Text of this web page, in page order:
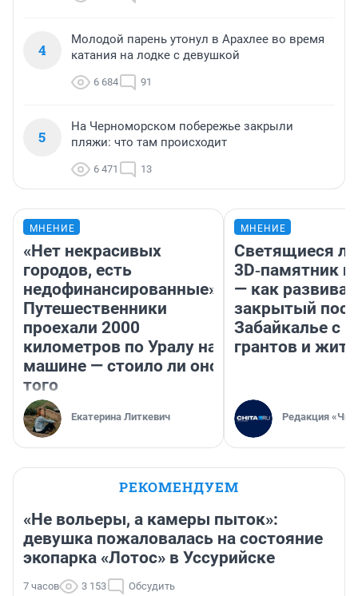
4
Молодой парень утонул в Арахлее во время
катания на лодке с девушкой
6 684 91
5
На Черноморском побережье закрыли
пляжи: что там происходит
6 471 13
МНЕНИЕ
«Нет некрасивых
городов, есть
недофинансированные».
Путешественники
проехали 2000
километров по Уралу на
машине — стоило ли оно
того
Екатерина Литкевич
МНЕНИЕ
Светящиеся
3D‑памятник и
— как
закрытый
Забайкалье с
грантов и
Редакция
РЕКОМЕНДУЕМ
«Не вольеры, а камеры пыток»:
девушка пожаловалась на состояние
экопарка «Лотос» в Уссурийске
7 часов 3 153 Обсудить